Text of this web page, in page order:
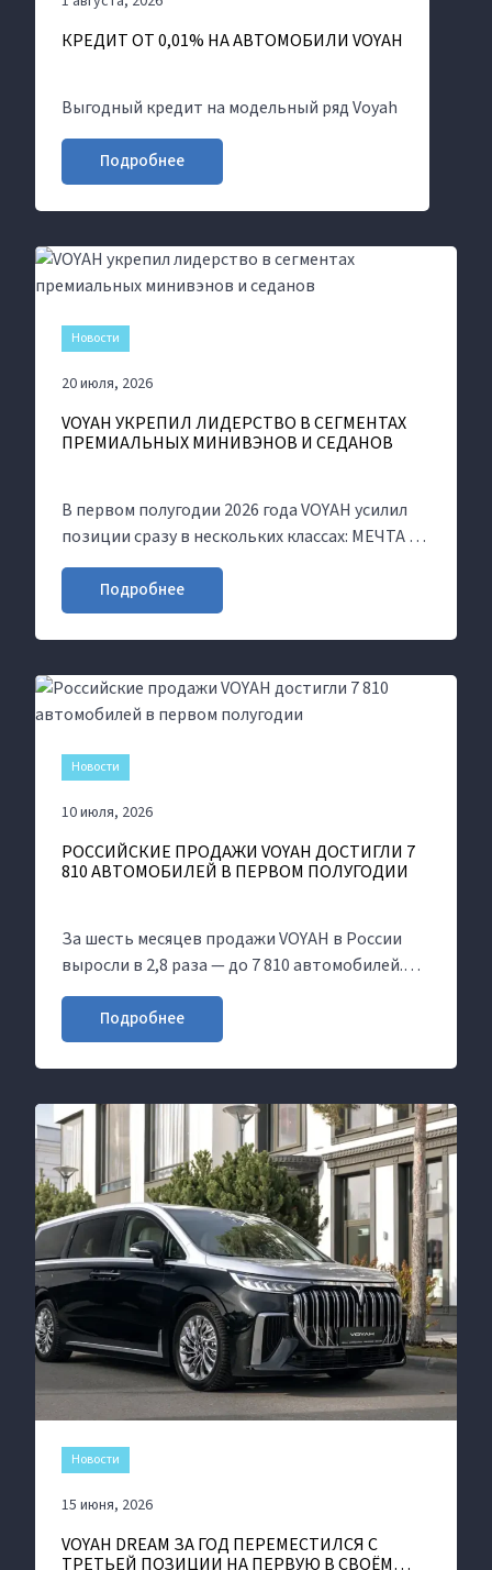
КРЕДИТ ОТ 0,01% НА АВТОМОБИЛИ VOYAH
Выгодный кредит на модельный ряд Voyah
Подробнее
Новости
20 июля, 2026
VOYAH УКРЕПИЛ ЛИДЕРСТВО В СЕГМЕНТАХ
ПРЕМИАЛЬНЫХ МИНИВЭНОВ И СЕДАНОВ
В первом полугодии 2026 года VOYAH усилил
позиции сразу в нескольких классах: МЕЧТА /
DREAM возглавила сегмент премиальных
минивэнов, а СТРАСТЬ / PASSION два месяца
подряд лидировала среди седанов.
Подробнее
Новости
10 июля, 2026
РОССИЙСКИЕ ПРОДАЖИ VOYAH ДОСТИГЛИ 7
810 АВТОМОБИЛЕЙ В ПЕРВОМ ПОЛУГОДИИ
За шесть месяцев продажи VOYAH в России
выросли в 2,8 раза — до 7 810 автомобилей.
Почти 80% результата марки обеспечил
кроссовер ФРИ / FREE.
Подробнее
Новости
15 июня, 2026
VOYAH DREAM ЗА ГОД ПЕРЕМЕСТИЛСЯ С
ТРЕТЬЕЙ ПОЗИЦИИ НА ПЕРВУЮ В СВОЁМ